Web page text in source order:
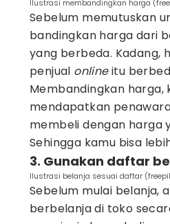
Ilustrasi membandingkan harga
Sebelum memutuskan
bandingkan harga dari
yang berbeda. Kadang,
penjual onlineitu
Membandingkan harga,
mendapatkan
membeli dengan harga
Sehingga kamu bisa
3. Gunakan daftar
Ilustrasi belanja sesuai daftar
Sebelum mulai belanja,
berbelanja di toko